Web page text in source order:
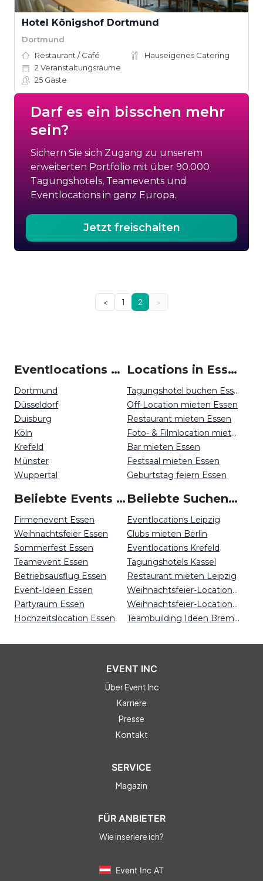
Hotel Königshof Dortmund
Dortmund
Restaurant / Café
Hauseigenes Catering
2 Veranstaltungsräume
25 Gäste
Darf es ein bisschen mehr
sein?
Sichern Sie sich Zugang zu unserem
erweiterten Portfolio mit über 90.000
Tagungshotels, Teamevents und
Eventlocations in ganz Europa.
Jetzt freischalten
< 1 2 >
Eventlocations um Essen
Dortmund
Düsseldorf
Duisburg
Köln
Krefeld
Münster
Wuppertal
Locations in Essen mieten
Tagungshotel buchen Essen
Off-Location mieten Essen
Restaurant mieten Essen
Foto- & Filmlocation mieten Essen
Bar mieten Essen
Festsaal mieten Essen
Geburtstag feiern Essen
Beliebte Events in Essen
Firmenevent Essen
Weihnachtsfeier Essen
Sommerfest Essen
Teamevent Essen
Betriebsausflug Essen
Event-Ideen Essen
Partyraum Essen
Hochzeitslocation Essen
Beliebte Suchen auf Event Inc
Eventlocations Leipzig
Clubs mieten Berlin
Eventlocations Krefeld
Tagungshotels Kassel
Restaurant mieten Leipzig
Weihnachtsfeier-Locations Osnabrück
Weihnachtsfeier-Locations Stuttgart
Teambuilding Ideen Bremen
EVENT INC
Über Event Inc
Karriere
Presse
Kontakt
SERVICE
Magazin
FÜR ANBIETER
Wie inseriere ich?
Event Inc AT